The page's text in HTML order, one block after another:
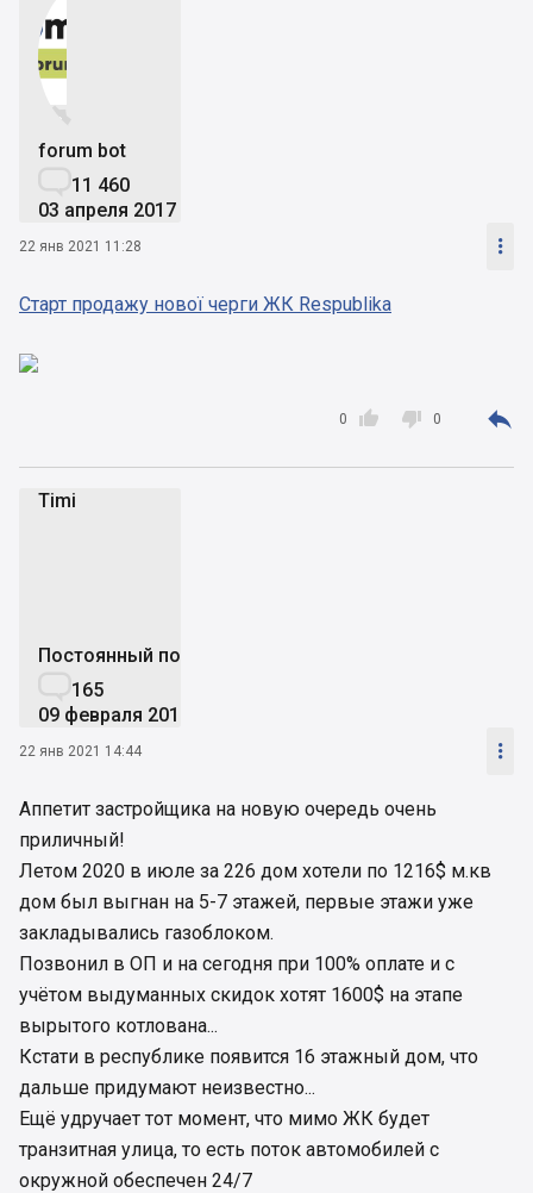


forum bot
11 460
03 апреля 2017
22 янв 2021 11:28 
Старт продажу нової черги ЖК Respublika

0  0 
Timi
Постоянный пользователь
165
09 февраля 2017
22 янв 2021 14:44 
Аппетит застройщика на новую очередь очень
приличный!
Летом 2020 в июле за 226 дом хотели по 1216$ м.кв
дом был выгнан на 5-7 этажей, первые этажи уже
закладывались газоблоком.
Позвонил в ОП и на сегодня при 100% оплате и с
учётом выдуманных скидок хотят 1600$ на этапе
вырытого котлована...
Кстати в республике появится 16 этажный дом, что
дальше придумают неизвестно...
Ещё удручает тот момент, что мимо ЖК будет
транзитная улица, то есть поток автомобилей с
окружной обеспечен 24/7